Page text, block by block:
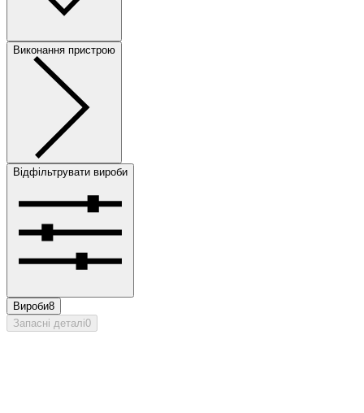
Виконання пристрою
Відфільтрувати вироби
Вироби8
Запасні деталі0